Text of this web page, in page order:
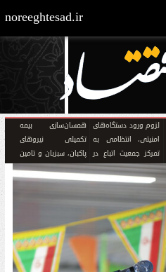
noreeghtesad.ir
لزوم ورود دستگاه‌های
امنیتی، انتظامی به
تمرکز جمعیت اتباع در
برخی محلات کم
برخوردار کرج
همسان‌سازی بیمه
تکمیلی نیروهای
پاکبان، سبزبان و تامین
نیرو